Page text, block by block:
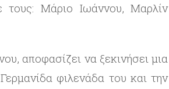
τους: Μάριο Ιωάννου, Μαρλίν
αποφασίζει να ξεκινήσει μια
φιλενάδα του και την